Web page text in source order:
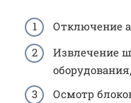
Отключение
Извлечение
Осмотр